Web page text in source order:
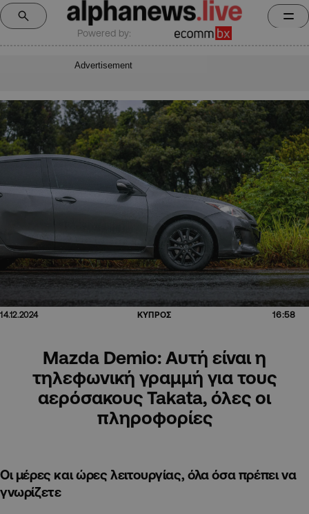
Powered by:
Advertisement
14.12.2024 ΚΥΠΡΟΣ 16:58
Mazda Demio: Αυτή είναι η
τηλεφωνική γραμμή για τους
αερόσακους Takata, όλες οι
πληροφορίες
Οι μέρες και ώρες λειτουργίας, όλα όσα πρέπει να
γνωρίζετε